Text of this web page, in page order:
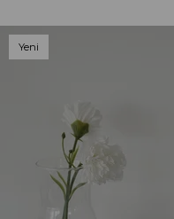
Yeni